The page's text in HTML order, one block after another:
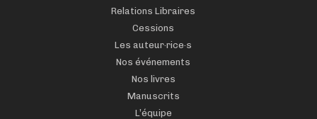
Relations Libraires
Cessions
Les auteur·rice·s
Nos événements
Nos livres
Manuscrits
L’équipe